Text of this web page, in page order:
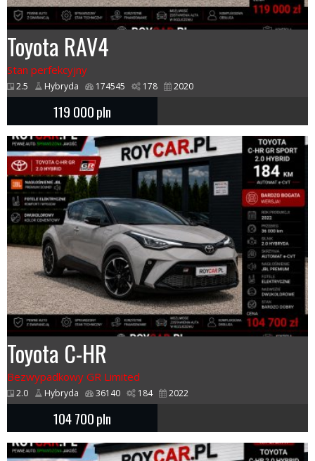
Toyota RAV4
Stan perfekcyjny
2.5 Hybryda 174545 178 2020
119 000pln
Toyota C-HR
Bezwypadkowy GR Limited
2.0 Hybryda 36140 184 2022
104 700pln